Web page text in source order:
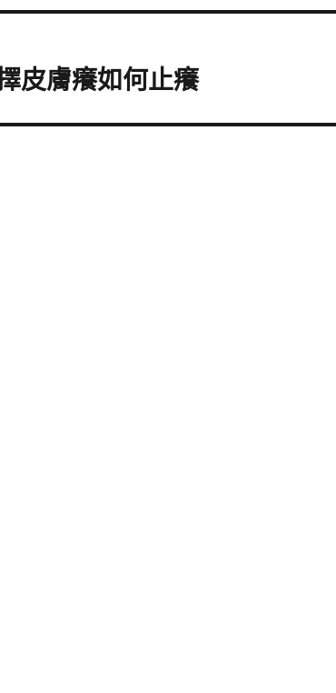
皮膚癢如何止癢